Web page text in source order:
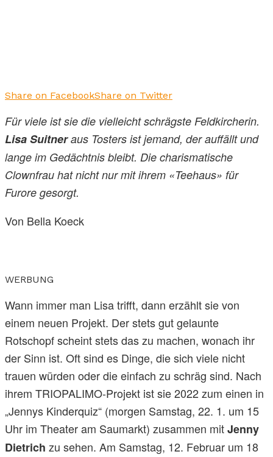
Share on FacebookShare on Twitter
Für viele ist sie die vielleicht schrägste Feldkircherin.
Lisa Suitneraus Tosters ist jemand, der auffällt und
lange im Gedächtnis bleibt. Die charismatische
Clownfrau hat nicht nur mit ihrem «Teehaus» für
Furore gesorgt.
Von Bella Koeck
WERBUNG
Wann immer man Lisa trifft, dann erzählt sie von
einem neuen Projekt. Der stets gut gelaunte
Rotschopf scheint stets das zu machen, wonach ihr
der Sinn ist. Oft sind es Dinge, die sich viele nicht
trauen würden oder die einfach zu schräg sind. Nach
ihrem TRIOPALIMO-Projekt ist sie 2022 zum einen in
„Jennys Kinderquiz“ (morgen Samstag, 22. 1. um 15
Uhr im Theater am Saumarkt) zusammen mitJenny
Dietrich zu sehen. Am Samstag, 12. Februar um 18